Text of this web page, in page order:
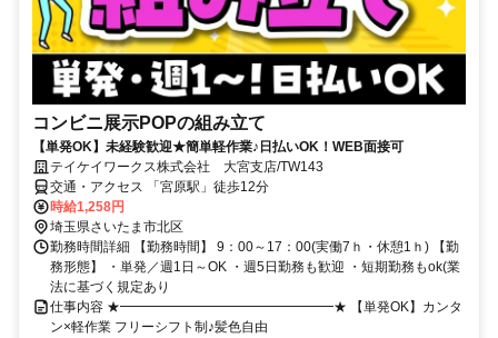
コンビニ展示POPの組み立て
【単発OK】未経験歓迎★簡単軽作業♪日払いOK！WEB面接可
テイケイワークス株式会社 大宮支店/TW143
交通・アクセス 「宮原駅」徒歩12分
時給1,258円
埼玉県さいたま市北区
勤務時間詳細 【勤務時間】 9：00～17：00(実働7ｈ・休憩1ｈ) 【勤
務形態】 ・単発／週1日～OK ・週5日勤務も歓迎 ・短期勤務もok(業
法に基づく規定あり
仕事内容 ★━━━━━━━━━━━━━━━━★ 【単発OK】カンタ
ン×軽作業 フリーシフト制♪髪色自由